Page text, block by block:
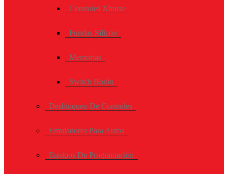
Controles Xhorse
Fundas Silicon
Memorias
Switch Botón
Desbloqueo De Controles
Emuladores Para Autos
Equipos De Programación